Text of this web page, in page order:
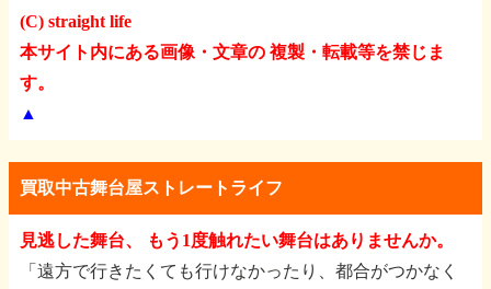
(C) straight life
本サイト内にある画像・文章の 複製・転載等を禁じま
す。
▲
買取中古舞台屋ストレートライフ
見逃した舞台、 もう1度触れたい舞台はありませんか。
「遠方で行きたくても行けなかったり、都合がつかなく